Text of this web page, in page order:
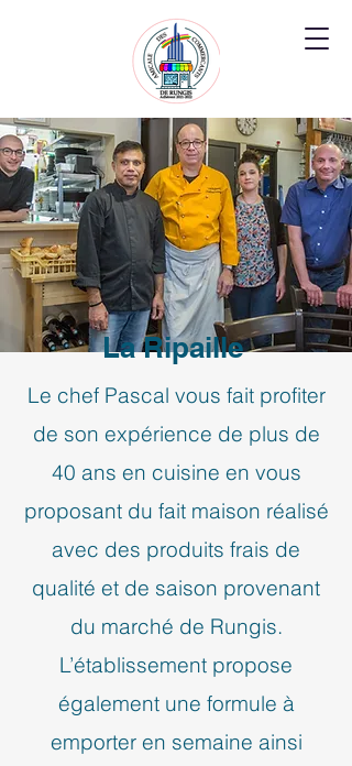
La Ripaille
Le chef Pascal vous fait profiter
de son expérience de plus de
40 ans en cuisine en vous
proposant du fait maison réalisé
avec des produits frais de
qualité et de saison provenant
du marché de Rungis.
L’établissement propose
également une formule à
emporter en semaine ainsi